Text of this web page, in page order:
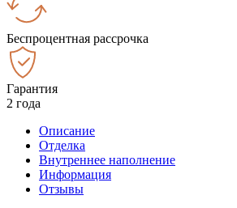
Беспроцентная рассрочка
Гарантия
2 года
Описание
Отделка
Внутреннее наполнение
Информация
Отзывы